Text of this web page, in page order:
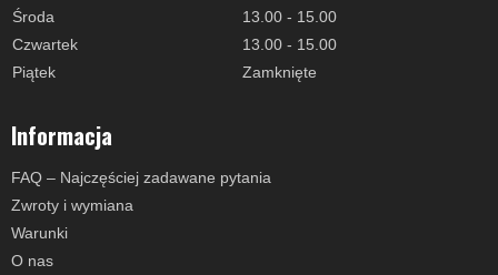
Środa
13.00 - 15.00
Czwartek
13.00 - 15.00
Piątek
Zamknięte
Informacja
FAQ – Najczęściej zadawane pytania
Zwroty i wymiana
Warunki
O nas